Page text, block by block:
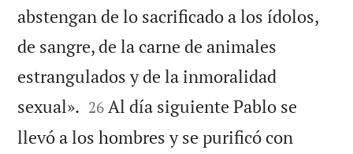
abstengan de lo sacrificado a los ídolos,
de sangre, de la carne de animales
estrangulados y de la inmoralidad
sexual». 

26 Al día siguiente Pablo se
llevó a los hombres y se purificó con